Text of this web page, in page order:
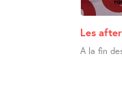
Les
A la fin